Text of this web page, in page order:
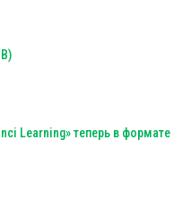
Learning» теперь в формате